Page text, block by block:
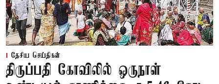
தேசிய செய்திகள்
திருப்பதி கோவிலில் ஒருநாள்